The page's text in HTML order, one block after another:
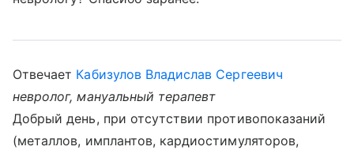
Отвечает Кабизулов Владислав Сергеевич
невролог, мануальный терапевт
Добрый день, при отсутствии противопоказаний
(металлов, имплантов, кардиостимуляторов,